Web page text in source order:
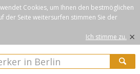
Cookies, um Ihnen den bestmöglichen
der Seite weitersurfen stimmen Sie der
Ich stimme zu. ×